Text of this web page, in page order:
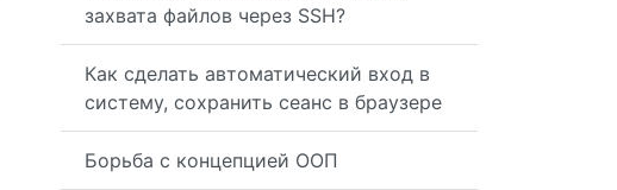
захвата файлов через SSH?
Как сделать автоматический вход в
систему, сохранить сеанс в браузере
Борьба с концепцией ООП